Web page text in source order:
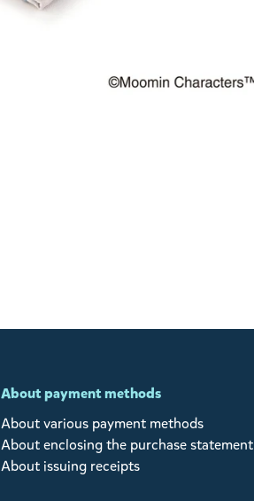
About payment methods
About various payment methods
About enclosing the purchase statement
About issuing receipts